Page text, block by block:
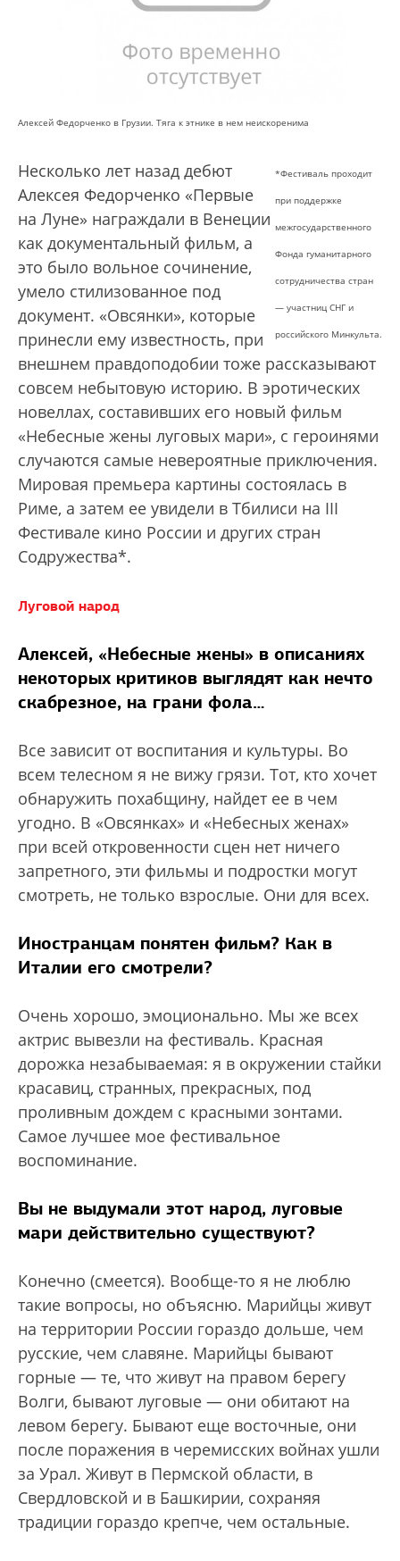
Алексей Федорченко в Грузии. Тяга к этнике в нем неискоренима
*Фестиваль проходит
при поддержке
межгосударственного
Фонда гуманитарного
сотрудничества стран
— участниц СНГ и
российского Минкульта.
Несколько лет назад дебют
Алексея Федорченко «Первые
на Луне» награждали в Венеции
как документальный фильм, а
это было вольное сочинение,
умело стилизованное под
документ. «Овсянки», которые
принесли ему известность, при
внешнем правдоподобии тоже рассказывают
совсем небытовую историю. В эротических
новеллах, составивших его новый фильм
«Небесные жены луговых мари», с героинями
случаются самые невероятные приключения.
Мировая премьера картины состоялась в
Риме, а затем ее увидели в Тбилиси на III
Фестивале кино России и других стран
Содружества*.
Луговой народ
Алексей, «Небесные жены» в описаниях
некоторых критиков выглядят как нечто
скабрезное, на грани фола…
Все зависит от воспитания и культуры. Во
всем телесном я не вижу грязи. Тот, кто хочет
обнаружить похабщину, найдет ее в чем
угодно. В «Овсянках» и «Небесных женах»
при всей откровенности сцен нет ничего
запретного, эти фильмы и подростки могут
смотреть, не только взрослые. Они для всех.
Иностранцам понятен фильм? Как в
Италии его смотрели?
Очень хорошо, эмоционально. Мы же всех
актрис вывезли на фестиваль. Красная
дорожка незабываемая: я в окружении стайки
красавиц, странных, прекрасных, под
проливным дождем с красными зонтами.
Самое лучшее мое фестивальное
воспоминание.
Вы не выдумали этот народ, луговые
мари действительно существуют?
Конечно (смеется). Вообще-то я не люблю
такие вопросы, но объясню. Марийцы живут
на территории России гораздо дольше, чем
русские, чем славяне. Марийцы бывают
горные — те, что живут на правом берегу
Волги, бывают луговые — они обитают на
левом берегу. Бывают еще восточные, они
после поражения в черемисских войнах ушли
за Урал. Живут в Пермской области, в
Свердловской и в Башкирии, сохраняя
традиции гораздо крепче, чем остальные.